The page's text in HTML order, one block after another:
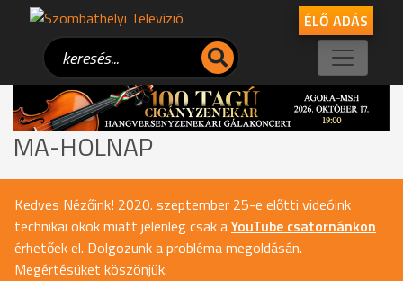
ÉLŐ ADÁS
MA-HOLNAP
Kedves Nézőink! 2020. szeptember 25-e előtti videóink
technikai okok miatt jelenleg csak aYouTube csatornánkon
érhetőek el. Dolgozunk a probléma megoldásán.
Megértésüket köszönjük.